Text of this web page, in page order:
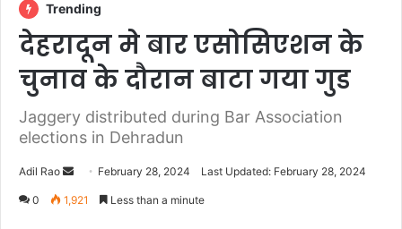
Trending
देहरादून मे बार एसोसिएशन के
चुनाव के दौरान बाटा गया गुड
Jaggery distributed during Bar Association
elections in Dehradun
Adil Rao
e
February 28, 2024 Last Updated: February 28, 2024
0 1,921 Less than a minute